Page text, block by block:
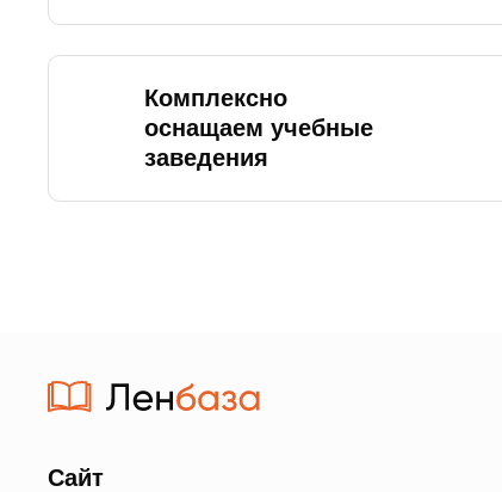
Комплексно
оснащаем учебные
заведения
Сайт